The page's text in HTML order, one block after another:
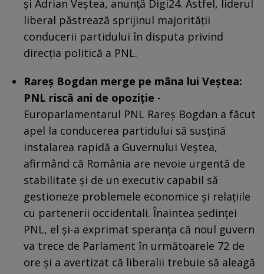
și Adrian Veștea, anunță Digi24. Astfel, liderul
liberal păstrează sprijinul majorității
conducerii partidului în disputa privind
direcția politică a PNL.
Rareș Bogdan merge pe mâna lui Veștea:
PNL riscă ani de opoziție -
Europarlamentarul PNL Rareș Bogdan a făcut
apel la conducerea partidului să susțină
instalarea rapidă a Guvernului Veștea,
afirmând că România are nevoie urgentă de
stabilitate și de un executiv capabil să
gestioneze problemele economice și relațiile
cu partenerii occidentali. Înaintea ședinței
PNL, el și-a exprimat speranța că noul guvern
va trece de Parlament în următoarele 72 de
ore și a avertizat că liberalii trebuie să aleagă